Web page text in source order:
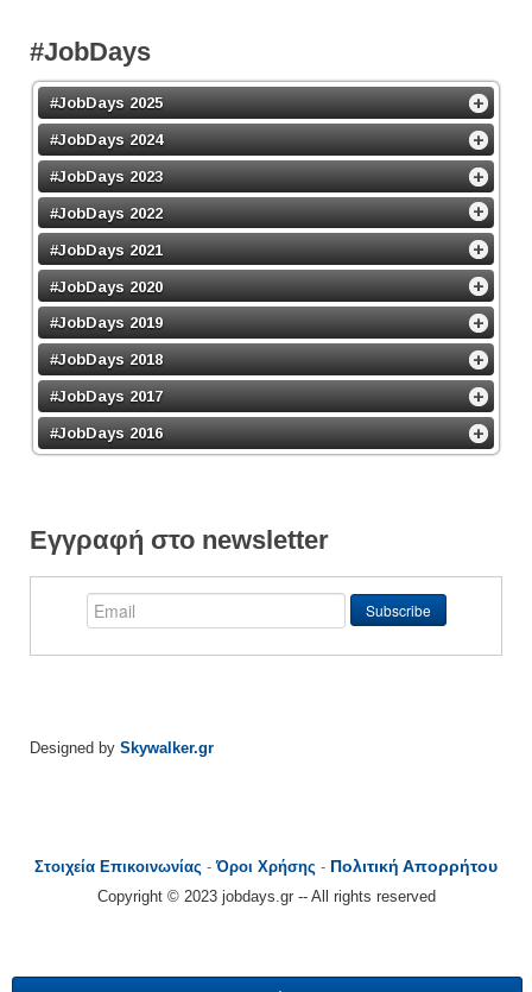
#JobDays
#JobDays 2025
#JobDays 2024
#JobDays 2023
#JobDays 2022
#JobDays 2021
#JobDays 2020
#JobDays 2019
#JobDays 2018
#JobDays 2017
#JobDays 2016
Εγγραφή στο newsletter
Designed by Skywalker.gr
Στοιχεία Επικοινωνίας -Όροι Χρήσης - Πολιτική Απορρήτου
Copyright © 2023 jobdays.gr -- All rights reserved